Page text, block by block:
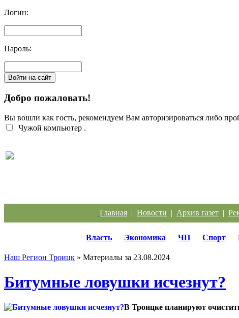
Логин:
Пароль:
Добро пожаловать!
Вы вошли как гость, рекомендуем Вам авторизироваться либо
Чужой компьютер .
Главная | Новости | Архив газет |
Власть Экономика ЧП Спорт
Наш Регион Троицк » Материалы за 23.08.2024
Битумные ловушки исчезнут?
В Троицке планируют